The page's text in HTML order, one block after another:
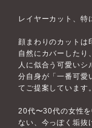
レイヤーカット、特
顔まわりのカットは
自然にカバーしたり
人に似合う可愛いシ
分自身が「一番可愛
てご提案しています。
20代〜30代の女性
ない、今っぽく垢抜